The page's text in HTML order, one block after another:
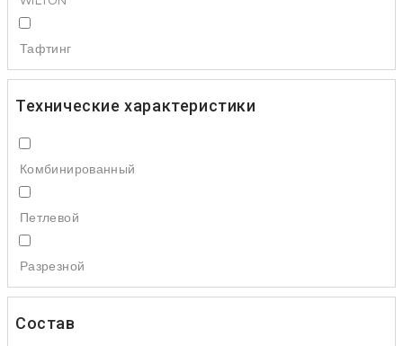
Тафтинг
Технические характеристики
Комбинированный
Петлевой
Разрезной
Состав